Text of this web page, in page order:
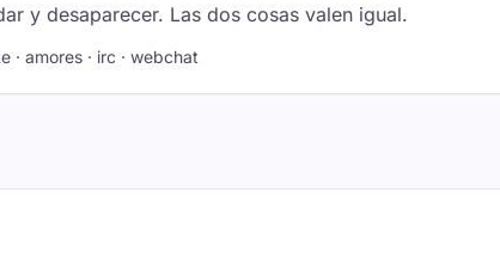
y desaparecer. Las dos cosas valen igual.
· amores · irc · webchat